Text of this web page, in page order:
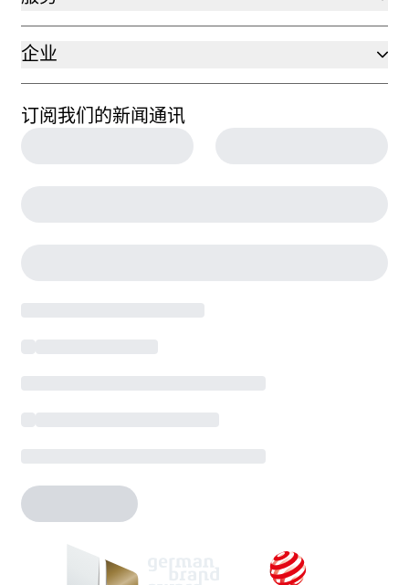
企业
订阅我们的新闻通讯